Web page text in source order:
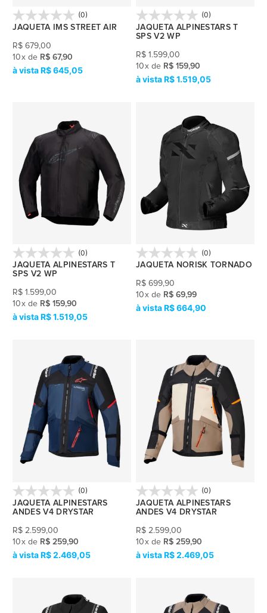
(0)
JAQUETA IMS STREET AIR
R$ 679,00
10x de R$ 67,90
R$ 645,05
(0)
JAQUETA ALPINESTARS T
SPS V2 WP
R$ 1.599,00
10x de R$ 159,90
R$ 1.519,05
(0)
JAQUETA ALPINESTARS T
SPS V2 WP
R$ 1.599,00
10x de R$ 159,90
R$ 1.519,05
(0)
JAQUETA NORISK TORNADO
R$ 699,90
10x de R$ 69,99
R$ 664,90
(0)
JAQUETA ALPINESTARS
ANDES V4 DRYSTAR
R$ 2.599,00
10x de R$ 259,90
R$ 2.469,05
(0)
JAQUETA ALPINESTARS
ANDES V4 DRYSTAR
R$ 2.599,00
10x de R$ 259,90
R$ 2.469,05